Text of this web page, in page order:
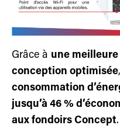
Grâce à une
conception optimisée
consommation
jusqu’à 46 %
aux fondoirs Concept.